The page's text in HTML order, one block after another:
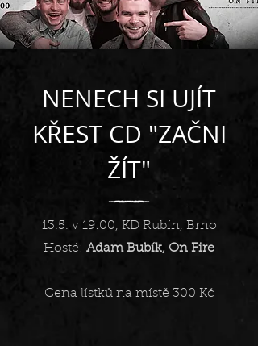
NENECH SI UJÍT
KŘEST CD "ZAČNI
ŽÍT"
13.5. v 19:00, KD Rubín, Brno
Hosté: Adam Bubík, On Fire
Cena lístků na místě 300 Kč